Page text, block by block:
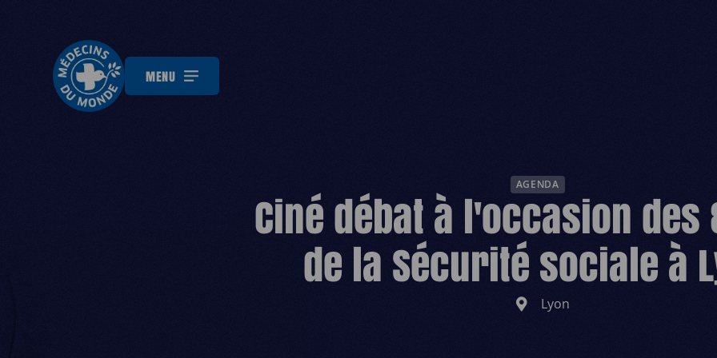
MENU ESPACE
AGENDA
Ciné débat à l'occasion des
de la Sécurité sociale à
Lyon